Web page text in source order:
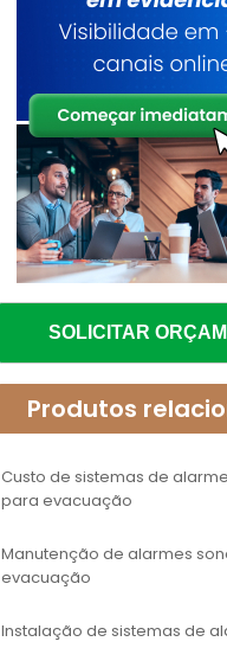
SOLICITAR
Produtos
Custo de sistemas de
para evacuação
Manutenção de alarmes
evacuação
Instalação de sistemas de